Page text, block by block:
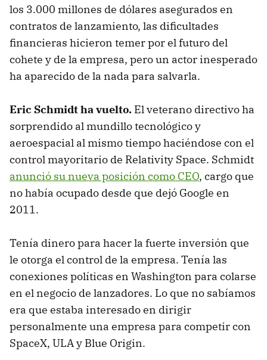
los 3.000 millones de dólares asegurados en
contratos de lanzamiento, las dificultades
financieras hicieron temer por el futuro del
cohete y de la empresa, pero un actor inesperado
ha aparecido de la nada para salvarla.
Eric Schmidt ha vuelto. El veterano directivo ha
sorprendido al mundillo tecnológico y
aeroespacial al mismo tiempo haciéndose con el
control mayoritario de Relativity Space. Schmidt
anunció su nueva posición como CEO, cargo que
no había ocupado desde que dejó Google en
2011.
Tenía dinero para hacer la fuerte inversión que
le otorga el control de la empresa. Tenía las
conexiones políticas en Washington para colarse
en el negocio de lanzadores. Lo que no sabíamos
era que estaba interesado en dirigir
personalmente una empresa para competir con
SpaceX, ULA y Blue Origin.